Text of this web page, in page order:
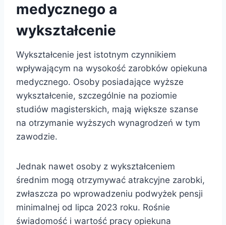
medycznego a
wykształcenie
Wykształcenie jest istotnym czynnikiem
wpływającym na wysokość zarobków opiekuna
medycznego. Osoby posiadające wyższe
wykształcenie, szczególnie na poziomie
studiów magisterskich, mają większe szanse
na otrzymanie wyższych wynagrodzeń w tym
zawodzie.
Jednak nawet osoby z wykształceniem
średnim mogą otrzymywać atrakcyjne zarobki,
zwłaszcza po wprowadzeniu podwyżek pensji
minimalnej od lipca 2023 roku. Rośnie
świadomość i wartość pracy opiekuna